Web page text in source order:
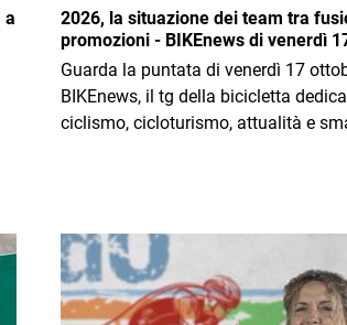
a
2026, la situazione dei team tra
promozioni - BIKEnews di venerdì
Guarda la puntata di venerdì 17
BIKEnews, il tg della bicicletta
ciclismo, cicloturismo, attualità e
Immagine